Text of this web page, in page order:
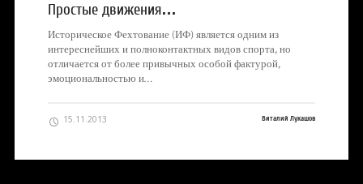
Простые движения…
Историческое Фехтование (ИФ) является одним из
интереснейших и полноконтактных видов спорта, но
отличается от более привычных особой фактурой,
эмоциональностью и…
15.11.2013 Виталий Лукашов